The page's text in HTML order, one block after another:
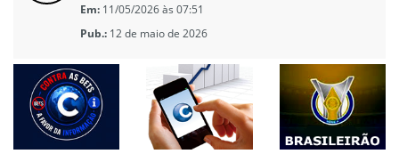
Em: 11/05/2026 às 07:51
Pub.: 12 de maio de 2026